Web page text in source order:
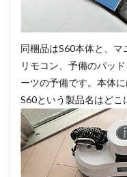
同梱品はS60本体と、マ
リモコン、予備のパッ
ーツの予備です。本体
S60という製品名はどこ